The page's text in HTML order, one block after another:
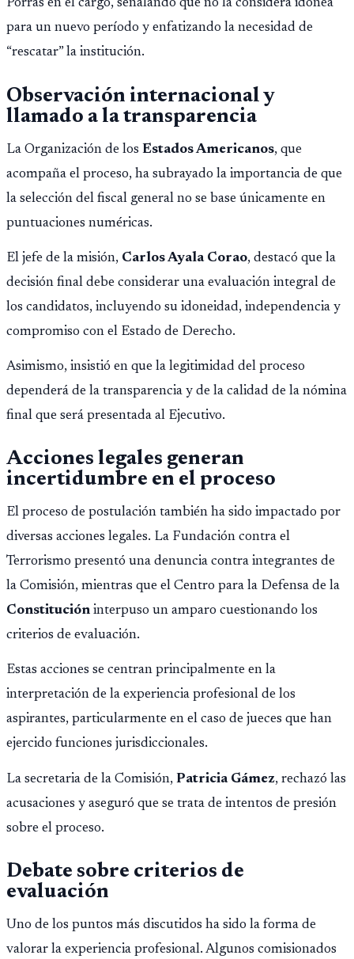
Porras en el cargo, señalando que no la considera idónea
para un nuevo período y enfatizando la necesidad de
“rescatar” la institución.
Observación internacional y
llamado a la transparencia
La Organización de los Estados Americanos, que
acompaña el proceso, ha subrayado la importancia de que
la selección del fiscal general no se base únicamente en
puntuaciones numéricas.
El jefe de la misión, Carlos Ayala Corao, destacó que la
decisión final debe considerar una evaluación integral de
los candidatos, incluyendo su idoneidad, independencia y
compromiso con el Estado de Derecho.
Asimismo, insistió en que la legitimidad del proceso
dependerá de la transparencia y de la calidad de la nómina
final que será presentada al Ejecutivo.
Acciones legales generan
incertidumbre en el proceso
El proceso de postulación también ha sido impactado por
diversas acciones legales. La Fundación contra el
Terrorismo presentó una denuncia contra integrantes de
la Comisión, mientras que el Centro para la Defensa de la
Constitución interpuso un amparo cuestionando los
criterios de evaluación.
Estas acciones se centran principalmente en la
interpretación de la experiencia profesional de los
aspirantes, particularmente en el caso de jueces que han
ejercido funciones jurisdiccionales.
La secretaria de la Comisión, Patricia Gámez, rechazó las
acusaciones y aseguró que se trata de intentos de presión
sobre el proceso.
Debate sobre criterios de
evaluación
Uno de los puntos más discutidos ha sido la forma de
valorar la experiencia profesional. Algunos comisionados